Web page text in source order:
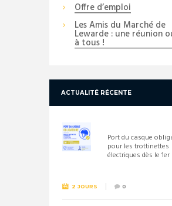
Offre d’emploi
Les Amis du Marché de
Lewarde : une réunion
à tous !
ACTUALITÉ RÉCENTE
Port du casque
pour les trottinettes
électriques dès le 1er
2 JOURS 0